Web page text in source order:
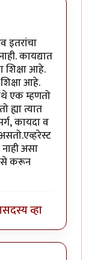
इतरांचा
कायद्यात
शिक्षा आहे.
आहे.
एक म्हणतो
ह्या त्यात
कायदा व
असा
करून
सदस्य व्हा